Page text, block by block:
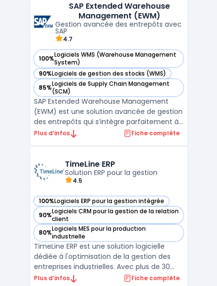
une gestion d'entreprise sécurisée et
SAP Extended Warehouse
Management (EWM)
Gestion avancée des entrepôts avec
SAP
4.7
100%Logiciels WMS (Warehouse Management
System)
— voir SAP Extended Warehouse Management (EWM)
90%Logiciels de gestion des stocks (WMS)
— voir SAP Extended Warehouse Management (EWM)
85%Logiciels de Supply Chain Management
(SCM)
— voir SAP Extended Warehouse Management (EWM)
SAP Extended Warehouse Management
(EWM) est une solution avancée de gestion
des entrepôts qui s’intègre parfaitement à
la suite SAP Supply Chain Management
logistiques en centralisant la gestion des
stocks, en automatisant ...
Plus d’infos Fiche complète
TimeLine ERP
Solution ERP pour la gestion
4.5
100%Logiciels ERP pour la gestion intégrée
— voir TimeLine ERP dans cette catégorie
90%Logiciels CRM pour la gestion de la relation
client
— voir TimeLine ERP dans cette catégorie
80%Logiciels MES pour la production
industrielle
— voir TimeLine ERP dans cette catégorie
TimeLine ERP est une solution logicielle
dédiée à l'optimisation de la gestion des
entreprises industrielles. Avec plus de 30
ans d'expérience, notre logiciel ERP propose
Plus d’infos Fiche complète